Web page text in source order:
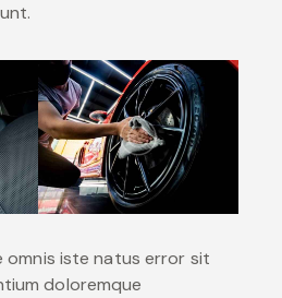
omnis iste natus error sit
doloremque